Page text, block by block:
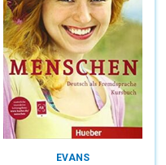
EVANS